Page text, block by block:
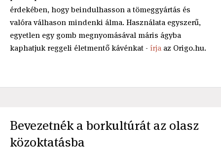
érdekében, hogy beindulhasson a tömeggyártás és
valóra válhason mindenki álma. Használata egyszerű,
egyetlen egy gomb megnyomásával máris ágyba
kaphatjuk reggeli életmentő kávénkat - írja az Origo.hu.
Bevezetnék a borkultúrát az olasz
közoktatásba